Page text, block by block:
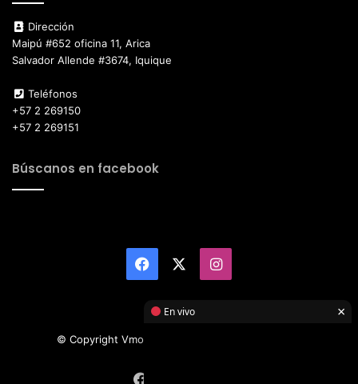
Dirección
Maipú #652 oficina 11, Arica
Salvador Allende #3674, Iquique
Teléfonos
+57 2 269150
+57 2 269151
Búscanos en facebook
Facebook Instagram
© Copyright Vmotor TI 2026, All Rights Reserved
En vivo ×